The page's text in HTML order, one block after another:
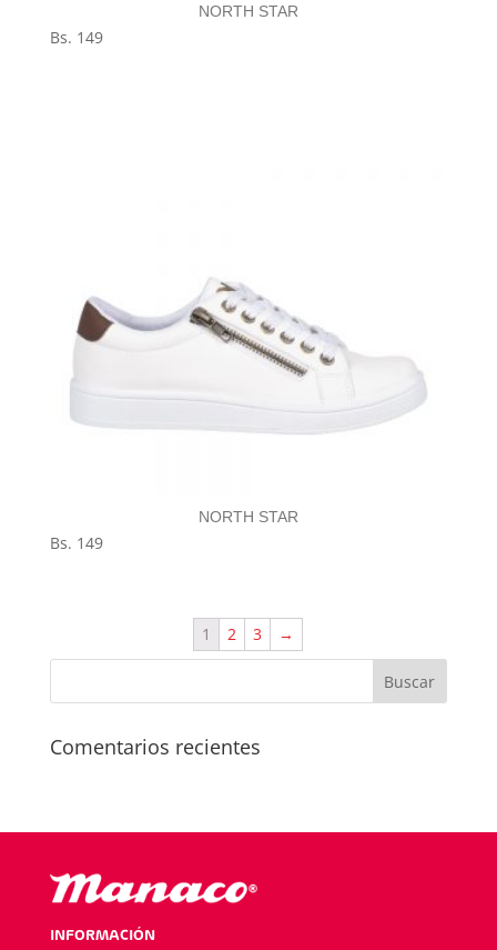
NORTH STAR
Bs. 149
NORTH STAR
Bs. 149
1 2 3 →
Comentarios recientes
INFORMACIÓN